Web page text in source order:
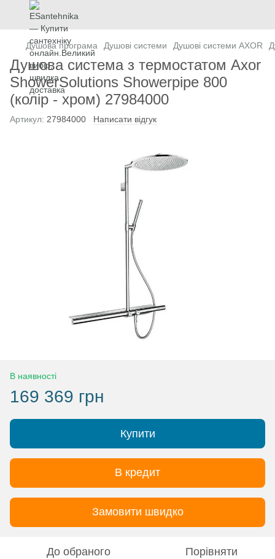
Душова програма Душові системи Душові системи AXOR
Душова система з термостатом Axor
ShowerSolutions Showerpipe 800
(колір - хром) 27984000
Артикул: 27984000 Написати відгук
В наявності
169 369 грн
Купити
В кредит
Замовити швидко
До обраного Порівняти